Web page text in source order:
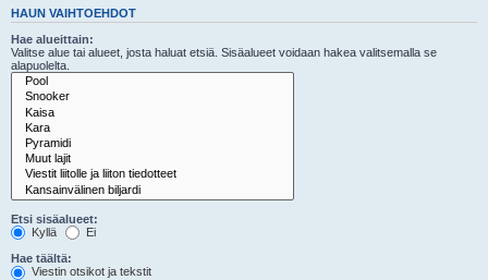
HAUN VAIHTOEHDOT
Hae alueittain:
Valitse alue tai alueet, josta haluat etsiä. Sisäalueet voidaan hakea valitsemalla se
alapuolelta.
Etsi sisäalueet:
Kyllä
Ei
Hae täältä:
Viestin otsikot ja tekstit